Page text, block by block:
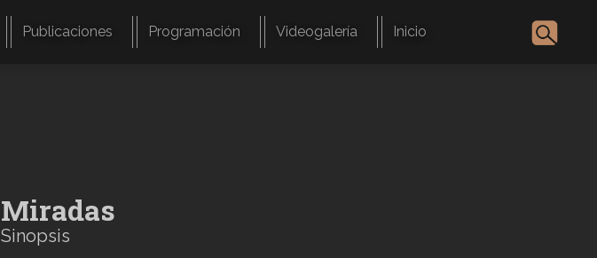
Publicaciones Programación Videogalería Inicio
Miradas
Sinopsis